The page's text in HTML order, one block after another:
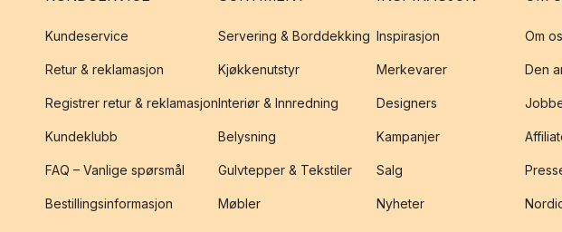
Kundeservice
Retur & reklamasjon
Registrer retur & reklamasjon
Kundeklubb
FAQ – Vanlige spørsmål
Bestillingsinformasjon
Servering & Borddekking
Kjøkkenutstyr
Interiør & Innredning
Belysning
Gulvtepper & Tekstiler
Møbler
Inspirasjon
Merkevarer
Designers
Kampanjer
Salg
Nyheter
Om
Den